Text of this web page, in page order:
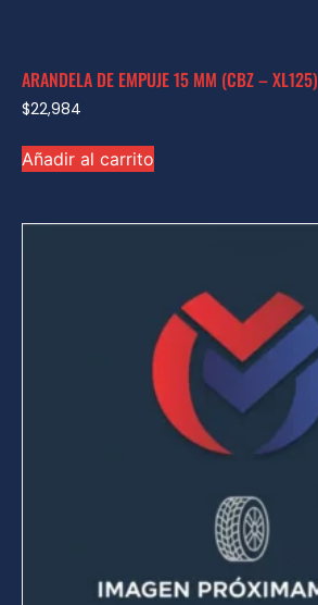
ARANDELA DE EMPUJE 15 MM (CBZ – XL125)
$22,984
Añadir al carrito